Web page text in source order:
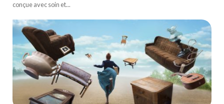
conçue avec soin et...